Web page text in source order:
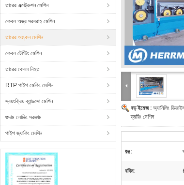
তারের এক্সট্রুশন মেশিন
কেবল অস্ত্র সরবরাহ মেশিন
তারের অঙ্কন মেশিন
কেবল টেস্টিং মেশিন
তারের কেবল নিহত
RTP পাইপ মেকিং মেশিন
স্বয়ংক্রিয় ব্যান্ডসো মেশিন
গুদাম লোডিং সরঞ্জাম
পাইপ জ্যাকিং মেশিন
বড় ইমেজ : অ্যানিলিং
ড্রয়িং মেশিন
রঙ:
ববিন: